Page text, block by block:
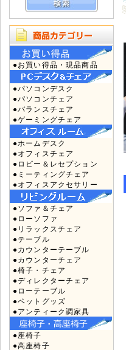
●お買い得品・現品商品
●パソコンデスク
●パソコンチェア
●バランスチェア
●ゲーミングチェア
●ホームデスク
●オフィスチェア
●ロビー＆レセプション
●ミーティングチェア
●オフィスアクセサリー
●ソファ＆チェア
●ローソファ
●リラックスチェア
●テーブル
●カウンターテーブル
●カウンターチェア
●椅子・チェア
●ディレクターチェア
●ローテーブル
●ペットグッズ
●アンティーク調家具
●座椅子
●高座椅子